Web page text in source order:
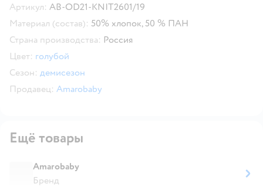
Артикул: AB-OD21-KNIT2601/19
Материал (состав): 50% хлопок, 50 % ПАН
Страна производства: Россия
Цвет: голубой
Сезон: демисезон
Продавец: Amarobaby
Ещё товары
Amarobaby
Бренд